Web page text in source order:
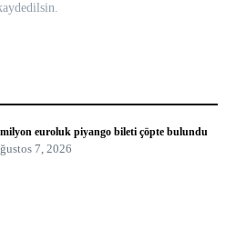
euroluk piyango bileti çöpte bulundu
7, 2026